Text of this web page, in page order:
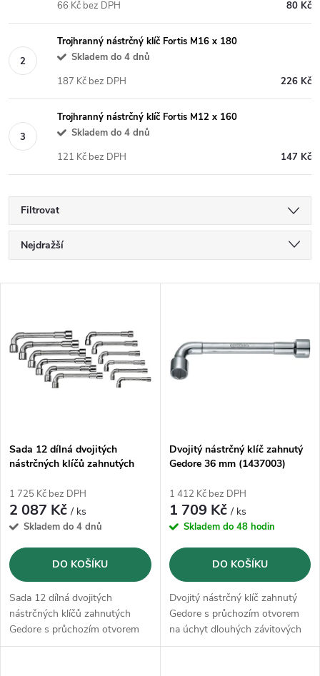
80 Kč
66 Kč bez DPH
Trojhranný nástrčný klíč Fortis M16 x 180
Skladem do 4 dnů
226 Kč
187 Kč bez DPH
Trojhranný nástrčný klíč Fortis M12 x 160
Skladem do 4 dnů
147 Kč
121 Kč bez DPH
Filtrovat
Ř
a
e
p
r
o
d
u
k
Nejdražší
Abecedně
ý
p
s
p
r
o
d
u
k
Sada 12 dílná dvojitých
nástrčných klíčů zahnutých
1 725 Kč bez DPH
2 087 Kč/ ks
Skladem do 4 dnů
DO KOŠÍKU
Sada 12 dílná dvojitých
nástrčných klíčů zahnutých
Gedore s průchozím otvorem
na úchyt dlouhých závitových
Dvojitý nástrčný klíč zahnutý
Gedore 36 mm (1437003)
1 412 Kč bez DPH
1 709 Kč/ ks
Skladem do 48 hodin
DO KOŠÍKU
Dvojitý nástrčný klíč zahnutý
Gedore s průchozím otvorem
na úchyt dlouhých závitových
čepů na zalomené straně.